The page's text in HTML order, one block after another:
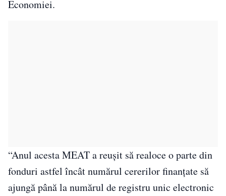
Economiei.
“Anul acesta MEAT a reuşit să realoce o parte din
fonduri astfel încât numărul cererilor finanţate să
ajungă până la numărul de registru unic electronic